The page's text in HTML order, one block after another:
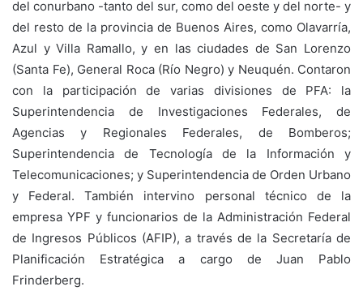
del conurbano -tanto del sur, como del oeste y del norte- y
del resto de la provincia de Buenos Aires, como Olavarría,
Azul y Villa Ramallo, y en las ciudades de San Lorenzo
(Santa Fe), General Roca (Río Negro) y Neuquén. Contaron
con la participación de varias divisiones de PFA: la
Superintendencia de Investigaciones Federales, de
Agencias y Regionales Federales, de Bomberos;
Superintendencia de Tecnología de la Información y
Telecomunicaciones; y Superintendencia de Orden Urbano
y Federal. También intervino personal técnico de la
empresa YPF y funcionarios de la Administración Federal
de Ingresos Públicos (AFIP), a través de la Secretaría de
Planificación Estratégica a cargo de Juan Pablo
Frinderberg.